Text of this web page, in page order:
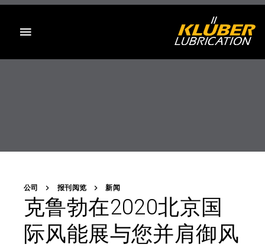
公司 报刊阅览 新闻
克鲁勃在2020北京国
际风能展与您并肩御风